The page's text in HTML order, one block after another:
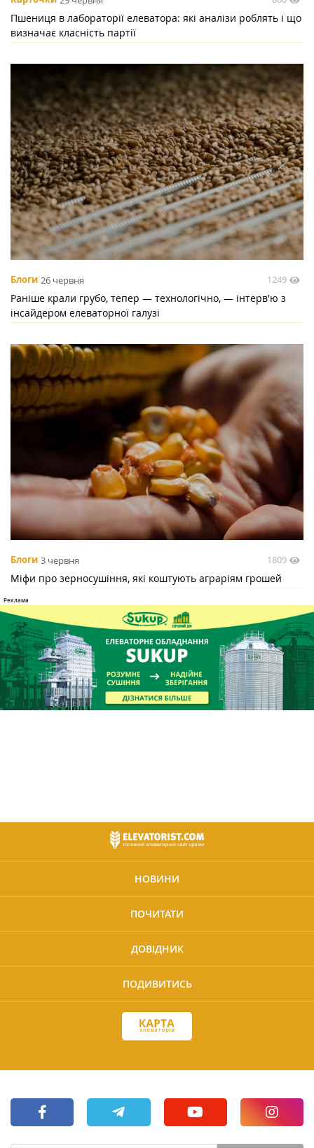
Пшениця в лабораторії елеватора: які аналізи роблять і що
визначає класність партії
Блоги 26 червня 1249
Раніше крали грубо, тепер — технологічно, — інтерв'ю з
інсайдером елеваторної галузі
Блоги 3 червня 1809
Міфи про зерносушіння, які коштують аграріям грошей
НОВИНИ
ПОЧИТАТИ
ДОВІДНИК
ПОДИВИТИСЬ